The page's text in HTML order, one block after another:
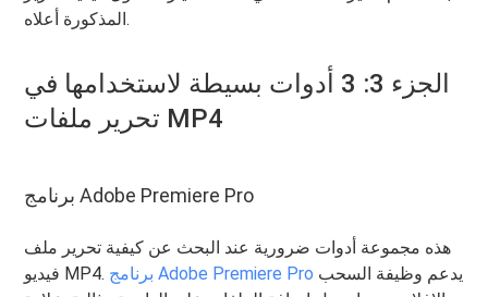
المذكورة أعلاه.
الجزء 3: 3 أدوات بسيطة لاستخدامها في
تحرير ملفات MP4
برنامج Adobe Premiere Pro
هذه مجموعة أدوات ضرورية عند البحث عن كيفية تحرير ملف
فيديو MP4.
برنامج Adobe Premiere Pro